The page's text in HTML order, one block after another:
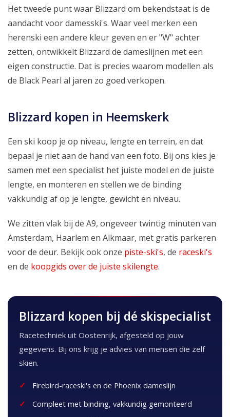
Het tweede punt waar Blizzard om bekendstaat is de
aandacht voor damesski's. Waar veel merken een
herenski een andere kleur geven en er "W" achter
zetten, ontwikkelt Blizzard de dameslijnen met een
eigen constructie. Dat is precies waarom modellen als
de Black Pearl al jaren zo goed verkopen.
Blizzard kopen in Heemskerk
Een ski koop je op niveau, lengte en terrein, en dat
bepaal je niet aan de hand van een foto. Bij ons kies je
samen met een specialist het juiste model en de juiste
lengte, en monteren en stellen we de binding
vakkundig af op je lengte, gewicht en niveau.
We zitten vlak bij de A9, ongeveer twintig minuten van
Amsterdam, Haarlem en Alkmaar, met gratis parkeren
voor de deur. Bekijk ook onze piste-ski's, de raceski's
en de koopgids over de juiste skilengte.
Blizzard kopen bij dé skispecialist
Racetechniek uit Oostenrijk, afgesteld op jouw
gegevens. Bij ons krijg je advies van mensen die zelf
skiën.
Firebird-raceski's en de Phoenix dameslijn
Compleet met binding, vakkundig gemonteerd